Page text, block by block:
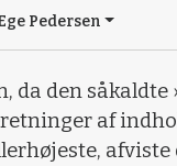
Pedersen
da den
af